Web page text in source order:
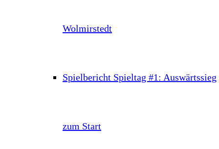
Wolmirstedt
Spielbericht Spieltag #1: Auswärtssieg
zum Start